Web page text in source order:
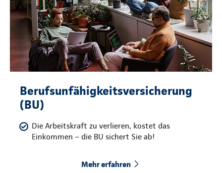
Berufsunfähigkeitsversicherung
(BU)
Die Arbeitskraft zu verlieren, kostet das
Einkommen – die BU sichert Sie ab!
Mehr erfahren